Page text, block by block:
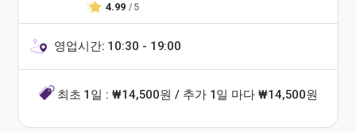
4.99 / 5
영업시간: 10:30 - 19:00
최초 1일 : ₩14,500원 / 추가 1일 마다 ₩14,500원